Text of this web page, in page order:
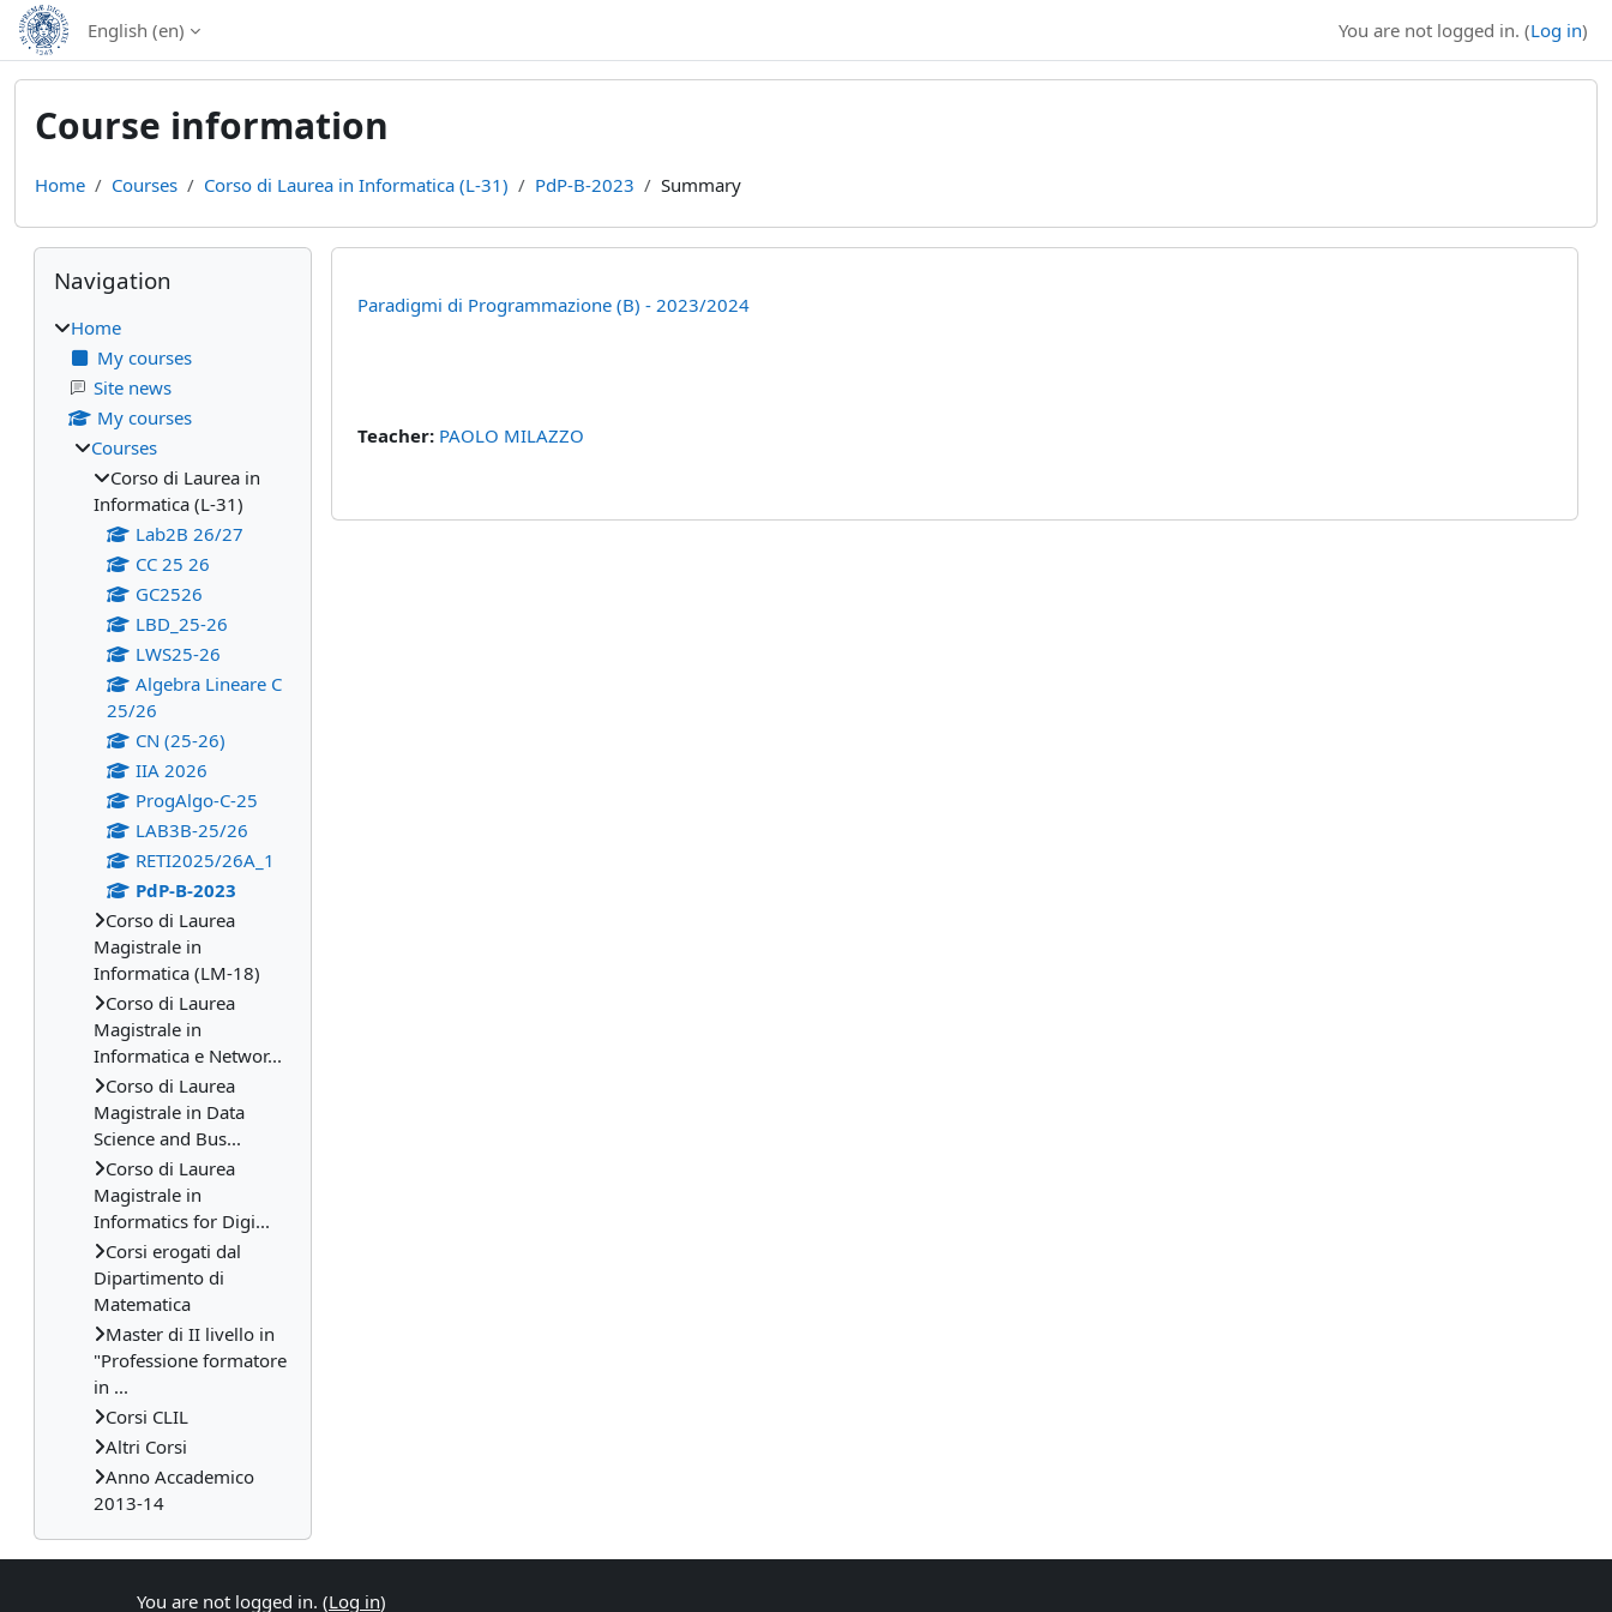
Skip to main content
English ‎(en)‎ You are not logged in. (Log in)
Course information
Home Courses Corso di Laurea in Informatica (L-31) PdP-B-2023 Summary
Paradigmi di Programmazione (B) - 2023/2024
Teacher: PAOLO MILAZZO
Blocks
Skip Navigation
Navigation
Home
My courses
Site news
My courses
Courses
Corso di Laurea in
Informatica (L-31)
Lab2B 26/27
CC 25 26
GC2526
LBD_25-26
LWS25-26
Algebra Lineare C
25/26
CN (25-26)
IIA 2026
ProgAlgo-C-25
LAB3B-25/26
RETI2025/26A_1
PdP-B-2023
Corso di Laurea
Magistrale in
Informatica (LM-18)
Corso di Laurea
Magistrale in
Informatica e Networ...
Corso di Laurea
Magistrale in Data
Science and Bus...
Corso di Laurea
Magistrale in
Informatics for Digi...
Corsi erogati dal
Dipartimento di
Matematica
Master di II livello in
"Professione formatore
in ...
Corsi CLIL
Altri Corsi
Anno Accademico
2013-14
You are not logged in. (Log in)